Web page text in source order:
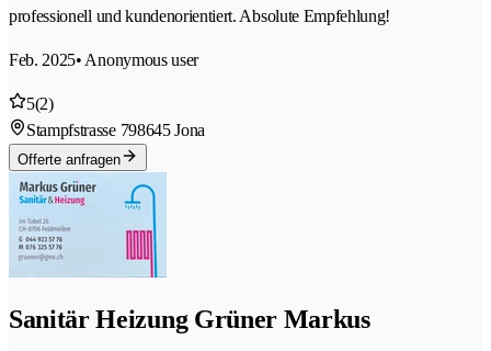
professionell und kundenorientiert. Absolute Empfehlung!
Feb. 2025• Anonymous user
5(2)
Stampfstrasse 798645 Jona
Offerte anfragen
Sanitär Heizung Grüner Markus